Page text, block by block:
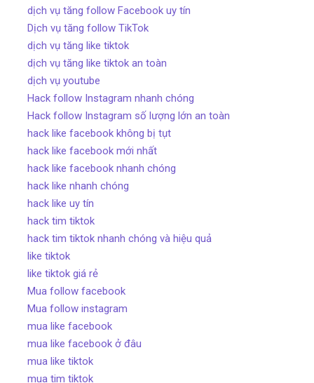
dịch vụ tăng follow Facebook uy tín
Dịch vụ tăng follow TikTok
dịch vụ tăng like tiktok
dịch vụ tăng like tiktok an toàn
dịch vụ youtube
Hack follow Instagram nhanh chóng
Hack follow Instagram số lượng lớn an toàn
hack like facebook không bị tụt
hack like facebook mới nhất
hack like facebook nhanh chóng
hack like nhanh chóng
hack like uy tín
hack tim tiktok
hack tim tiktok nhanh chóng và hiệu quả
like tiktok
like tiktok giá rẻ
Mua follow facebook
Mua follow instagram
mua like facebook
mua like facebook ở đâu
mua like tiktok
mua tim tiktok